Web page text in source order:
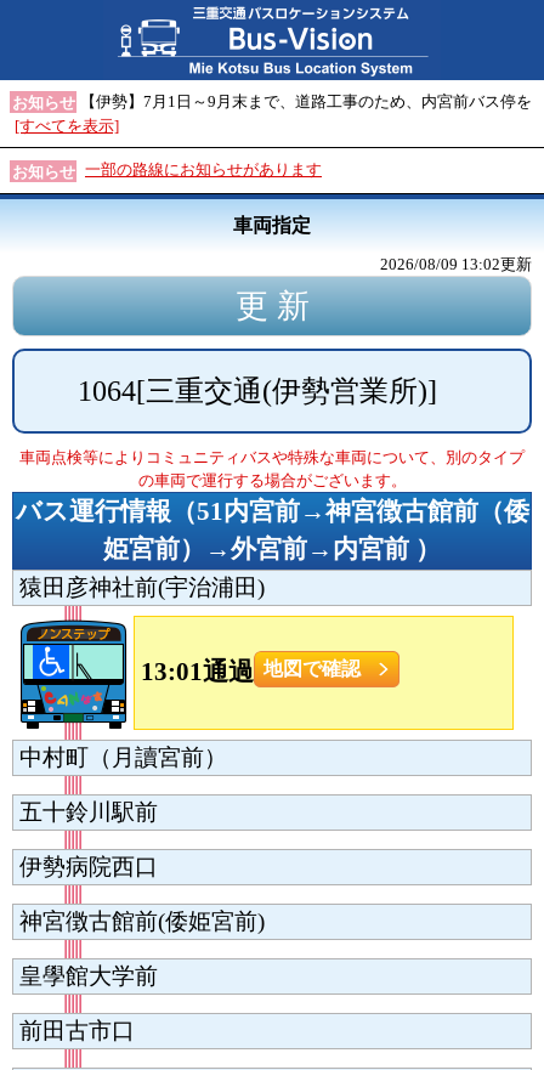
お知らせ
【伊勢】7月1日～9月末まで、道路工事のため、内宮前バス停を
[すべてを表示]
お知らせ 一部の路線にお知らせがあります
車両指定
2026/08/09 13:02更新
1064[三重交通(伊勢営業所)]
車両点検等によりコミュニティバスや特殊な車両について、別のタイプ
の車両で運行する場合がございます。
バス運行情報（51内宮前→神宮徴古館前（倭
姫宮前）→外宮前→内宮前 ）
猿田彦神社前(宇治浦田)
13:01通過 地図で確認
中村町（月讀宮前）
五十鈴川駅前
伊勢病院西口
神宮徴古館前(倭姫宮前)
皇學館大学前
前田古市口